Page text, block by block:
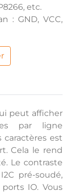
etc.
: GND, VCC,
peut afficher
par ligne
caractères est
Cela le rend
Le contraste
pré-soudé,
IO. Vous